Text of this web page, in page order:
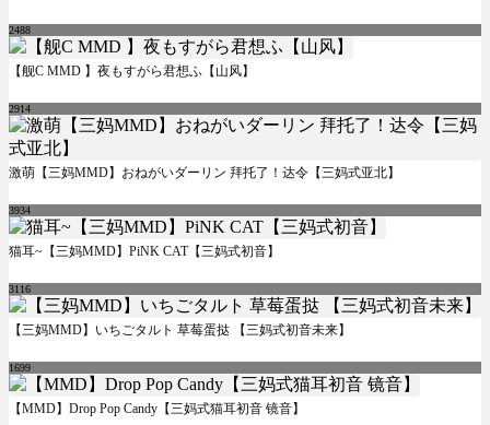
2488
【舰C MMD 】夜もすがら君想ふ【山风】
2914
激萌【三妈MMD】おねがいダーリン 拜托了！达令【三妈式亚北】
3934
猫耳~【三妈MMD】PiNK CAT【三妈式初音】
3116
【三妈MMD】いちごタルト 草莓蛋挞 【三妈式初音未来】
1699
【MMD】Drop Pop Candy【三妈式猫耳初音 镜音】